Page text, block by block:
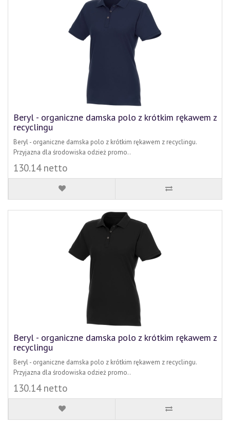
Beryl - organiczne damska polo z krótkim rękawem z
recyclingu
Beryl - organiczne damska polo z krótkim rękawem z recyclingu.
Przyjazna dla środowiska odzież promo..
130.14 netto
Beryl - organiczne damska polo z krótkim rękawem z
recyclingu
Beryl - organiczne damska polo z krótkim rękawem z recyclingu.
Przyjazna dla środowiska odzież promo..
130.14 netto